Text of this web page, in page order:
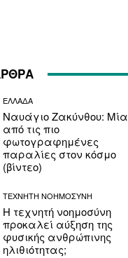
ΕΛΛΑΔΑ
Ναυάγιο Ζακύνθου: Μία
από τις πιο
φωτογραφημένες
παραλίες στον κόσμο
(βίντεο)
ΤΕΧΝΗΤΗ ΝΟΗΜΟΣΥΝΗ
Η τεχνητή νοημοσύνη
προκαλεί αύξηση της
φυσικής ανθρώπινης
ηλιθιότητας;